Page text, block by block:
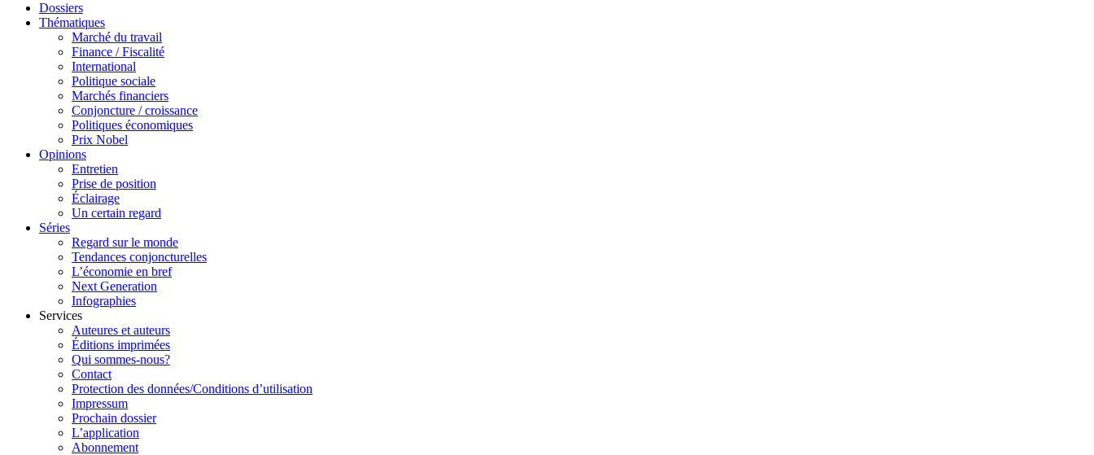
Dossiers
Thématiques
Marché du travail
Finance / Fiscalité
International
Politique sociale
Marchés financiers
Conjoncture / croissance
Politiques économiques
Prix Nobel
Opinions
Entretien
Prise de position
Éclairage
Un certain regard
Séries
Regard sur le monde
Tendances conjoncturelles
L’économie en bref
Next Generation
Infographies
Services
Auteures et auteurs
Éditions imprimées
Qui sommes-nous?
Contact
Protection des données/Conditions d’utilisation
Impressum
Prochain dossier
L’application
Abonnement